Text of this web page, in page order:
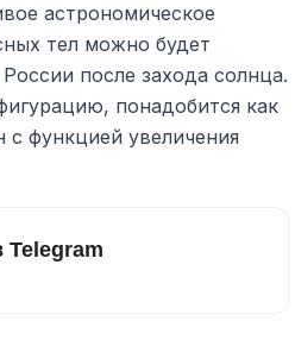
астрономическое
тел можно будет
после захода солнца.
понадобится как
функцией увеличения